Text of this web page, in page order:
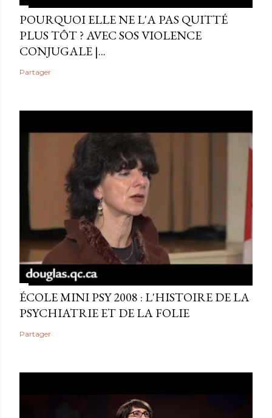
POURQUOI ELLE NE L'A PAS QUITTÉ
PLUS TÔT ? AVEC SOS VIOLENCE
CONJUGALE |...
Partager
ÉCOLE MINI PSY 2008 : L'HISTOIRE DE LA
PSYCHIATRIE ET DE LA FOLIE
Partager